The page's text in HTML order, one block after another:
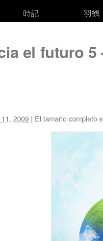
時記
羽鶴
el futuro 5
2009 | El tamaño completo